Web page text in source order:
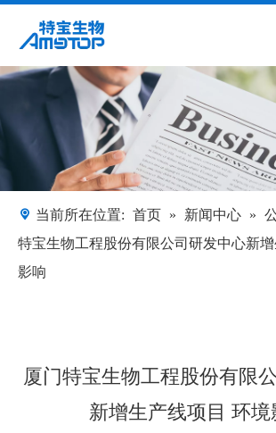
当前所在位置: 首页 » 新闻中心 »
特宝生物工程股份有限公司研发中心新
影响
厦门特宝生物工程股份有限
新增生产线项目 环境